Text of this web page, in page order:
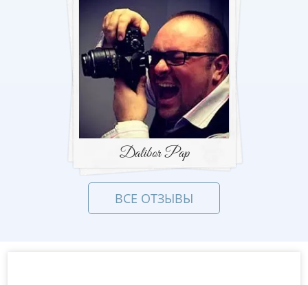
Dalibor Pap
ВСЕ ОТЗЫВЫ